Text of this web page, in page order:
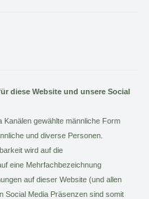
diese Website und unsere Social
Kanälen gewählte männliche Form
und diverse Personen.
wird auf die
eine Mehrfachbezeichnung
auf dieser Website (und allen
Social Media Präsenzen sind somit